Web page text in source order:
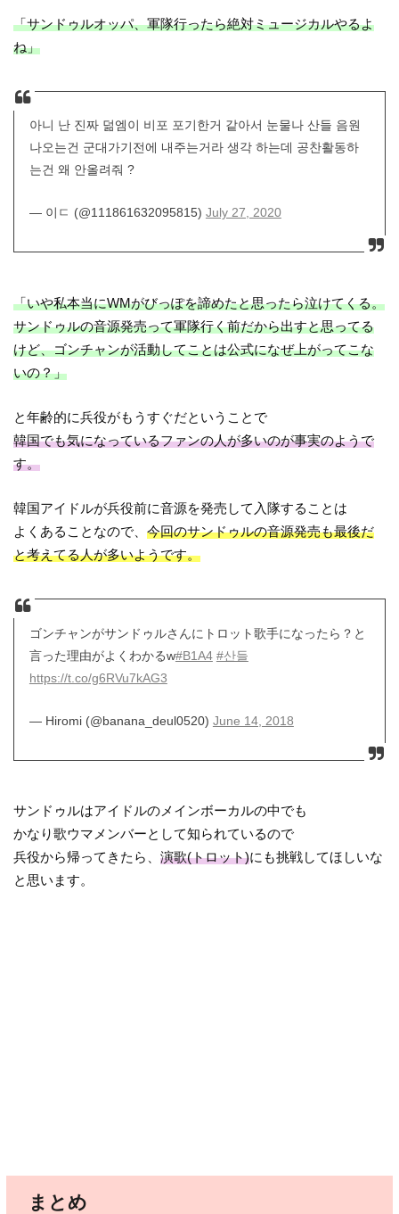
「サンドゥルオッパ、軍隊行ったら絶対ミュージカルやるよ
ね」
아니 난 진짜 덞엠이 비포 포기한거 같아서 눈물나 산들 음원
나오는건 군대가기전에 내주는거라 생각 하는데 공찬활동하
는건 왜 안올려줘 ?
— 이ㄷ (@111861632095815) July 27, 2020
「いや私本当にWMがびっぽを諦めたと思ったら泣けてくる。
サンドゥルの音源発売って軍隊行く前だから出すと思ってる
けど、ゴンチャンが活動してことは公式になぜ上がってこな
いの？」
と年齢的に兵役がもうすぐだということで
韓国でも気になっているファンの人が多いのが事実のようで
す。
韓国アイドルが兵役前に音源を発売して入隊することは
よくあることなので、今回のサンドゥルの音源発売も最後だ
と考えてる人が多いようです。
ゴンチャンがサンドゥルさんにトロット歌手になったら？と
言った理由がよくわかるw#B1A4 #산들
https://t.co/g6RVu7kAG3
— Hiromi (@banana_deul0520) June 14, 2018
サンドゥルはアイドルのメインボーカルの中でも
かなり歌ウマメンバーとして知られているので
兵役から帰ってきたら、演歌(トロット)にも挑戦してほしいな
と思います。
まとめ